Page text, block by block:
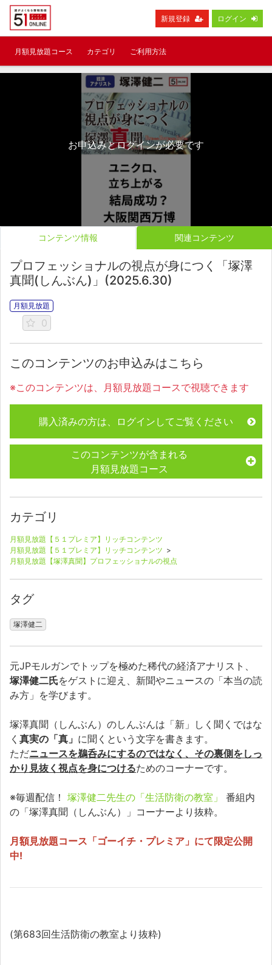
新規登録 ログイン
月額見放題コース カテゴリ ご利用方法
お申込みとログインが必要です
コンテンツ情報 関連コンテンツ
プロフェッショナルの視点が身につく「塚澤
真聞(しんぶん)」(2025.6.30)
月額見放題
0
このコンテンツのお申込みはこちら
※このコンテンツは、月額見放題コースで視聴できます
購入済みの方は、ログインしてご覧ください
このコンテンツが含まれる
月額見放題コース
カテゴリ
月額見放題【５１プレミア】リッチコンテンツ
月額見放題【５１プレミア】リッチコンテンツ >
月額見放題【塚澤真聞】プロフェッショナルの視点
タグ
塚澤健二
元JPモルガンでトップを極めた稀代の経済アナリスト、
塚澤健二氏をゲストに迎え、新聞やニュースの「本当の読
み方」を学びます。
塚澤真聞（しんぶん）のしんぶんは「新」しく聞くではな
く 真実の「真」 に聞くという文字を書きます。
ただニュースを鵜呑みにするのではなく、その裏側をしっ
かり見抜く視点を身につけるためのコーナーです。
※毎週配信！ 塚澤健二先生の「生活防衛の教室」
番組内
の「塚澤真聞（しんぶん）」コーナーより抜粋。
月額見放題コース「ゴーイチ・プレミア」にて限定公開
中!
(第683回生活防衛の教室より抜粋)